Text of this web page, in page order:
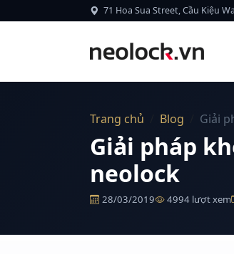
71 Hoa Sua Street, Cầu Kiệu
Trang chủ Blog Giải
Giải pháp
neolock
28/03/2019 4994 lượt xem